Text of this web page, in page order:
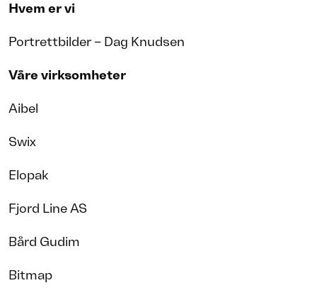
Hvem er vi
Portrettbilder – Dag Knudsen
Våre virksomheter
Aibel
Swix
Elopak
Fjord Line AS
Bård Gudim
Bitmap